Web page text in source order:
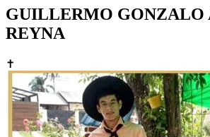
GUILLERMO GONZALO
REYNA
✝